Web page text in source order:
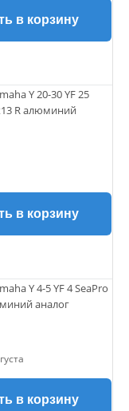
в корзину
Y 20-30 YF 25
R алюминий
в корзину
Y 4-5 YF 4 SeaPro
аналог
в корзину